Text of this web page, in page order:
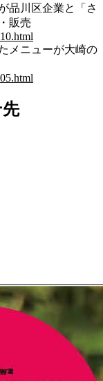
品川区企業と「さ
販売
メニューが大崎の